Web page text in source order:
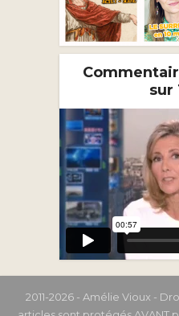
sur
2011-2026 - Amélie Vioux -